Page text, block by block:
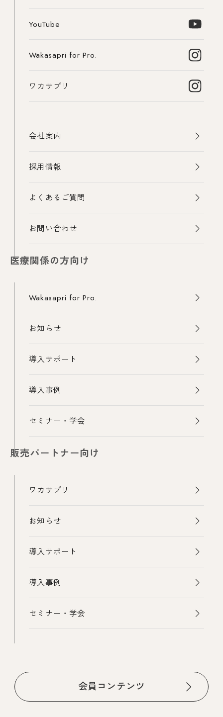
YouTube
Wakasapri for Pro.
ワカサプリ
会社案内
採用情報
よくあるご質問
お問い合わせ
医療関係の方向け
Wakasapri for Pro.
お知らせ
導入サポート
導入事例
セミナー・学会
販売パートナー向け
ワカサプリ
お知らせ
導入サポート
導入事例
セミナー・学会
会員コンテンツ